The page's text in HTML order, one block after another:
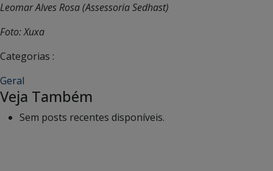
Leomar Alves Rosa (Assessoria Sedhast)
Foto: Xuxa
Categorias :
Geral
Veja Também
Sem posts recentes disponíveis.